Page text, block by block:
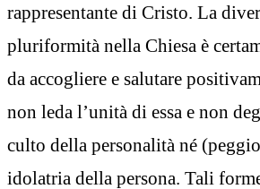
rappresentante di Cristo. La
pluriformità nella Chiesa è
da accogliere e salutare
non leda l’unità di essa e non
culto della personalità né
idolatria della persona. Tali